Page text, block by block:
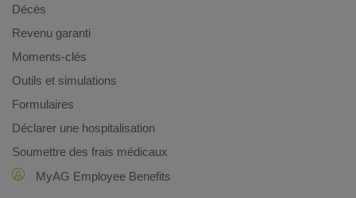
Décès
Revenu garanti
Moments-clés
Outils et simulations
Formulaires
Déclarer une hospitalisation
Soumettre des frais médicaux
MyAG Employee Benefits